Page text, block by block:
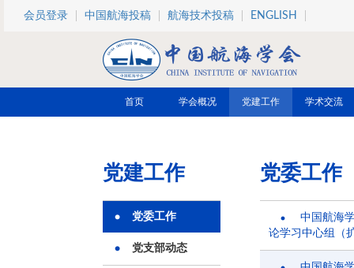
跳转到主要内容
会员登录 中国航海投稿 航海技术投稿 ENGLISH
首页 学会概况 党建工作 学术交流
党建工作
党委工作
党支部动态
党委工作
中国航海
论学习中心组（